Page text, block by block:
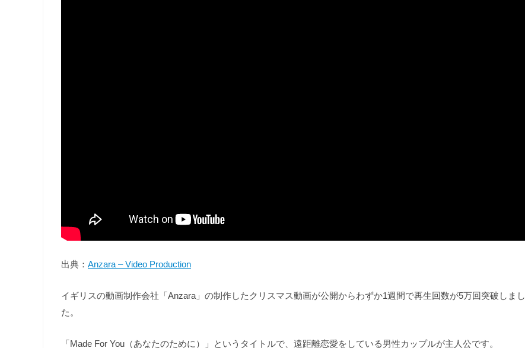
出典： Anzara – Video Production
イギリスの動画制作会社「Anzara」の制作したクリスマス動画が公開からわずか1週間で再生回数が5万回突破しまし
た。
「Made For You（あなたのために）」というタイトルで、遠距離恋愛をしている男性カップルが主人公です。